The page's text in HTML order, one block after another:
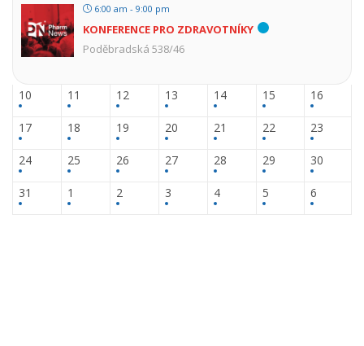
6:00 am - 9:00 pm
KONFERENCE PRO ZDRAVOTNÍKY
Poděbradská 538/46
10 11 12 13 14 15 16
17 18 19 20 21 22 23
24 25 26 27 28 29 30
31 1 2 3 4 5 6